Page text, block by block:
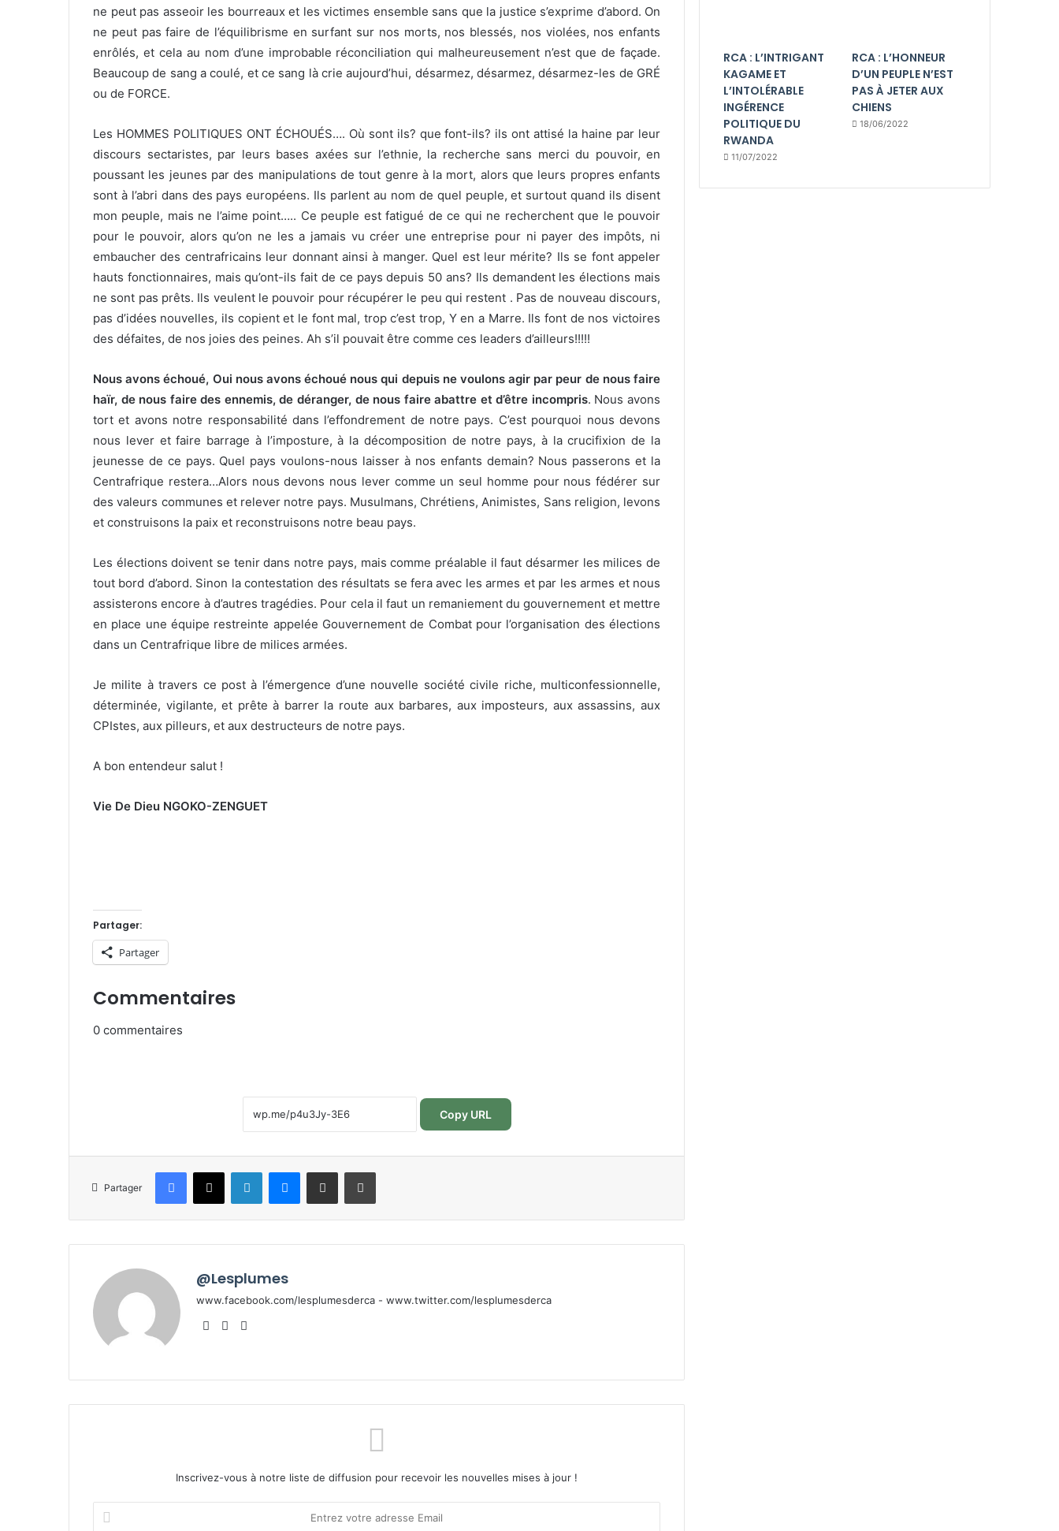
ne peut pas asseoir les bourreaux et les victimes ensemble sans que la justice s’exprime d’abord. On
ne peut pas faire de l’équilibrisme en surfant sur nos morts, nos blessés, nos violées, nos enfants
enrôlés, et cela au nom d’une improbable réconciliation qui malheureusement n’est que de façade.
Beaucoup de sang a coulé, et ce sang là crie aujourd’hui, désarmez, désarmez, désarmez-les de GRÉ
ou de FORCE.
Les HOMMES POLITIQUES ONT ÉCHOUÉS…. Où sont ils? que font-ils? ils ont attisé la haine par leur
discours sectaristes, par leurs bases axées sur l’ethnie, la recherche sans merci du pouvoir, en
poussant les jeunes par des manipulations de tout genre à la mort, alors que leurs propres enfants
sont à l’abri dans des pays européens. Ils parlent au nom de quel peuple, et surtout quand ils disent
mon peuple, mais ne l’aime point….. Ce peuple est fatigué de ce qui ne recherchent que le pouvoir
pour le pouvoir, alors qu’on ne les a jamais vu créer une entreprise pour ni payer des impôts, ni
embaucher des centrafricains leur donnant ainsi à manger. Quel est leur mérite? Ils se font appeler
hauts fonctionnaires, mais qu’ont-ils fait de ce pays depuis 50 ans? Ils demandent les élections mais
ne sont pas prêts. Ils veulent le pouvoir pour récupérer le peu qui restent . Pas de nouveau discours,
pas d’idées nouvelles, ils copient et le font mal, trop c’est trop, Y en a Marre. Ils font de nos victoires
des défaites, de nos joies des peines. Ah s’il pouvait être comme ces leaders d’ailleurs!!!!!
Nous avons échoué, Oui nous avons échoué nous qui depuis ne voulons agir par peur de nous faire
haïr, de nous faire des ennemis, de déranger, de nous faire abattre et d’être incompris. Nous avons
tort et avons notre responsabilité dans l’effondrement de notre pays. C’est pourquoi nous devons
nous lever et faire barrage à l’imposture, à la décomposition de notre pays, à la crucifixion de la
jeunesse de ce pays. Quel pays voulons-nous laisser à nos enfants demain? Nous passerons et la
Centrafrique restera…Alors nous devons nous lever comme un seul homme pour nous fédérer sur
des valeurs communes et relever notre pays. Musulmans, Chrétiens, Animistes, Sans religion, levons
et construisons la paix et reconstruisons notre beau pays.
Les élections doivent se tenir dans notre pays, mais comme préalable il faut désarmer les milices de
tout bord d’abord. Sinon la contestation des résultats se fera avec les armes et par les armes et nous
assisterons encore à d’autres tragédies. Pour cela il faut un remaniement du gouvernement et mettre
en place une équipe restreinte appelée Gouvernement de Combat pour l’organisation des élections
dans un Centrafrique libre de milices armées.
Je milite à travers ce post à l’émergence d’une nouvelle société civile riche, multiconfessionnelle,
déterminée, vigilante, et prête à barrer la route aux barbares, aux imposteurs, aux assassins, aux
CPIstes, aux pilleurs, et aux destructeurs de notre pays.
A bon entendeur salut !
Vie De Dieu NGOKO-ZENGUET
Partager:
Partager
Commentaires
0 commentaires
Copy URL
Partager
Facebook
X LinkedinMessenger
Partager par email Imprimer
@Lesplumes
www.facebook.com/lesplumesderca - www.twitter.com/lesplumesderca
WebsiteFacebook
Inscrivez-vous à notre liste de diffusion pour recevoir les nouvelles mises à jour !
votre
RCA : L’INTRIGANT
KAGAME ET
L’INTOLÉRABLE
INGÉRENCE
POLITIQUE DU
RWANDA
11/07/2022
RCA : L’HONNEUR
D’UN PEUPLE N’EST
PAS À JETER AUX
CHIENS
18/06/2022